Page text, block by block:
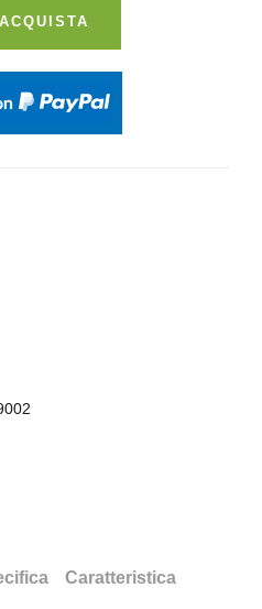
ACQUISTA
Caratteristica